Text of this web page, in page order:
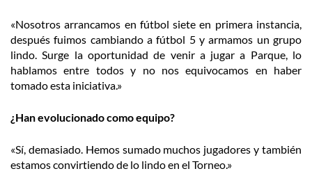
«Nosotros arrancamos en fútbol siete en primera instancia,
después fuimos cambiando a fútbol 5 y armamos un grupo
lindo. Surge la oportunidad de venir a jugar a Parque, lo
hablamos entre todos y no nos equivocamos en haber
tomado esta iniciativa.»
¿Han evolucionado como equipo?
«Sí, demasiado. Hemos sumado muchos jugadores y también
estamos convirtiendo de lo lindo en el Torneo.»